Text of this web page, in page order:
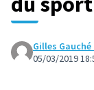
Gilles
05/03/2019